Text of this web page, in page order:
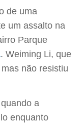
de uma
um assalto na
Parque
. Weiming Li, que
não resistiu
a
enquanto